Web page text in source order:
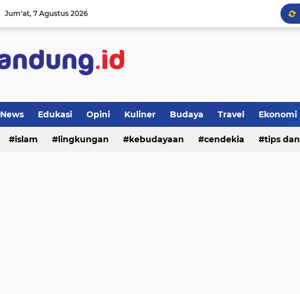
Jum'at 7 Agustus 2026
News Edukasi Opini Kuliner Budaya Travel Ekonomi
islam lingkungan kebudayaan cendekia tips